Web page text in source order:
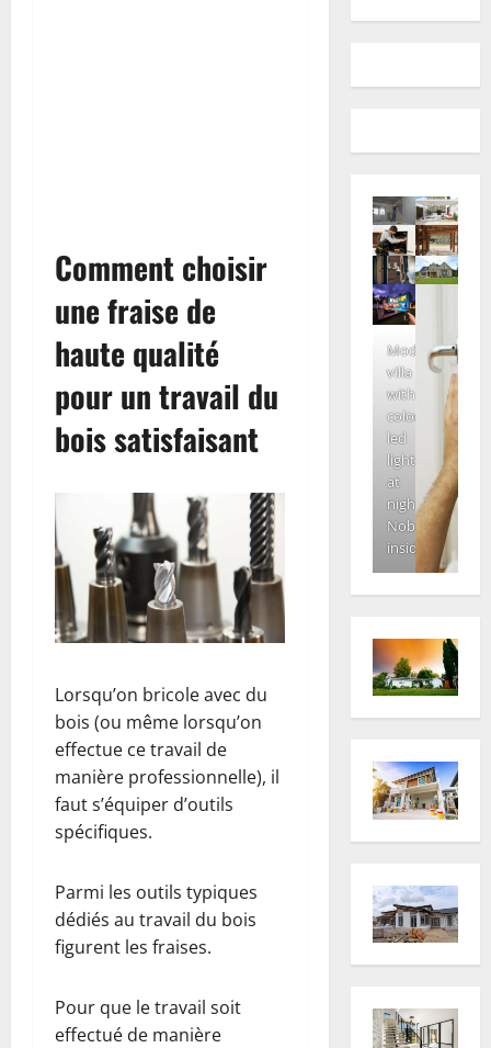
Comment choisir
une fraise de
haute qualité
pour un travail du
bois satisfaisant
Lorsqu’on bricole avec du
bois (ou même lorsqu’on
effectue ce travail de
manière professionnelle), il
faut s’équiper d’outils
spécifiques.
Parmi les outils typiques
dédiés au travail du bois
figurent les fraises.
Pour que le travail soit
effectué de manière
Modern
villa
with
colored
led
lights
at
night.
Nobody
inside